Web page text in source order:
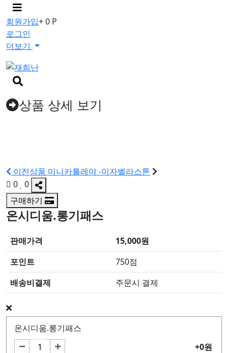
메
뉴
버
튼
회원가입+ 0 P
로그인
더보기
검
색
버
튼상품 상세 보기
이전상품 미니카틀레야 -이자벨라스톤
0 0
구매하기
온시디움.롱기패스
판매가격
15,000원
포인트
750점
배송비결제
주문시 결제
온시디움.롱기패스
+0원